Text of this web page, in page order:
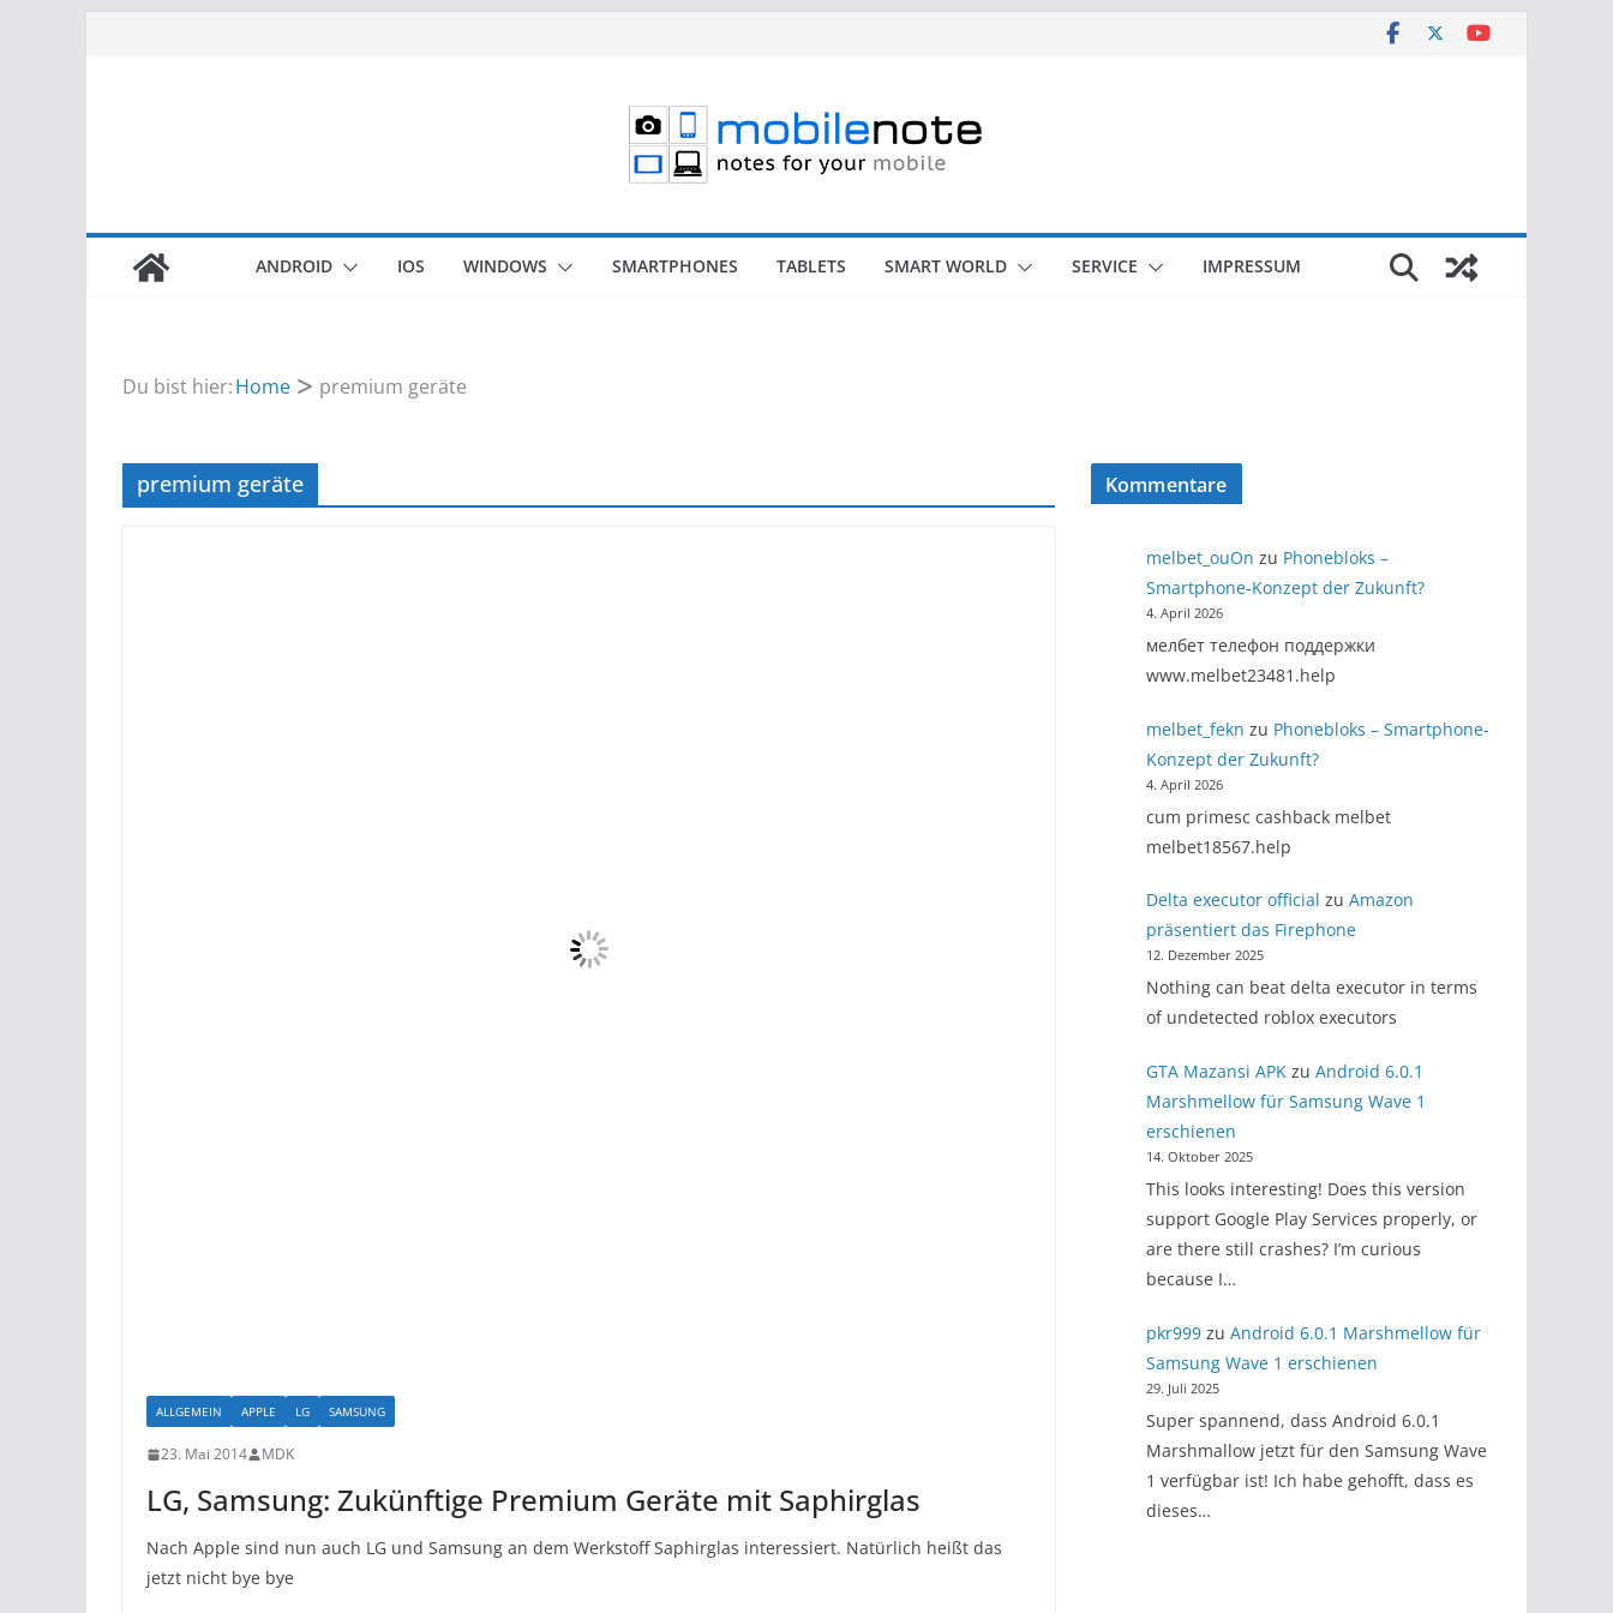
ANDROID IOS WINDOWS SMARTPHONES TABLETS SMART WORLD SERVICE IMPRESSUM
Du bist hier:Home premium geräte
premium geräte
ALLGEMEIN APPLE LG SAMSUNG
23. Mai 2014 MDK
LG, Samsung: Zukünftige Premium Geräte mit Saphirglas
Nach Apple sind nun auch LG und Samsung an dem Werkstoff Saphirglas interessiert. Natürlich heißt das
jetzt nicht bye bye
Kommentare
melbet_ouOn zu Phonebloks –
Smartphone-Konzept der Zukunft?
4. April 2026
мелбет телефон поддержки
www.melbet23481.help
melbet_fekn zu Phonebloks – Smartphone-
Konzept der Zukunft?
4. April 2026
cum primesc cashback melbet
melbet18567.help
Delta executor official zu Amazon
präsentiert das Firephone
12. Dezember 2025
Nothing can beat delta executor in terms
of undetected roblox executors
GTA Mazansi APKzu Android 6.0.1
Marshmellow für Samsung Wave 1
erschienen
14. Oktober 2025
This looks interesting! Does this version
support Google Play Services properly, or
are there still crashes? I’m curious
because I…
pkr999zu Android 6.0.1 Marshmellow für
Samsung Wave 1 erschienen
29. Juli 2025
Super spannend, dass Android 6.0.1
Marshmallow jetzt für den Samsung Wave
1 verfügbar ist! Ich habe gehofft, dass es
dieses…